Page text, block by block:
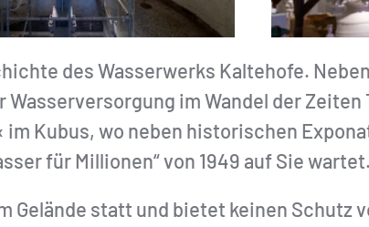
des Wasserwerks Kaltehofe.
im Wandel der Zeiten
Kubus, wo neben historischen
für Millionen“ von 1949 auf Sie wartet.
Gelände statt und bietet keinen Schutz